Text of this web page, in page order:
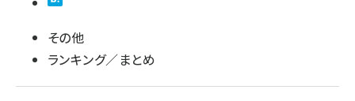
その他
ランキング／まとめ